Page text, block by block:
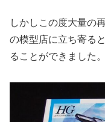
しかしこの度大量の
の模型店に立ち寄る
ることができました。